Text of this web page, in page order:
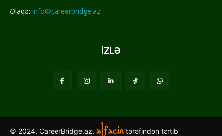
Əlaqə: info@careerbridge.az
İZLƏ
© 2024, CareerBridge.az. tərəfindən tərtib